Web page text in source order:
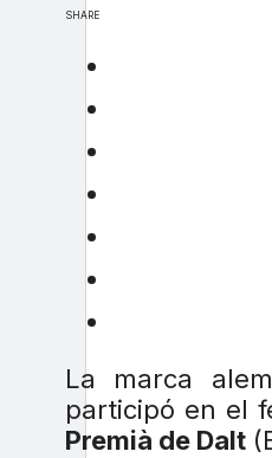
SHARE
La marca
participó en el
Premià de Dalt